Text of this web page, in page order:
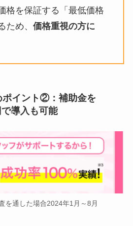
格を保証する「最低価格
ため、 価格重視の方に
イント②：補助金を
導入も可能
を通した場合2024年1月～8月